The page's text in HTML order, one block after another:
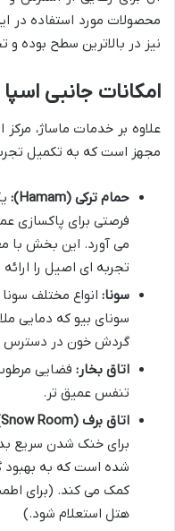
محصولات مورد استفاده در
نیز در بالاترین سطح بوده
امکانات جانبی اسپا
علاوه بر خدمات ماساژ،
مجهز است که به تکمیل
حمام ترکی (Hamam):
فرصتی برای پاکسازی
می آورد. این بخش با
تجربه ای اصیل را
سونا: انواع مختلف
سونای بیو که دمایی
گردش خون در دسترس
اتاق بخار: فضایی
تنفس عمیق تر.
اتاق برف (Snow Room):
برای خنک شدن سریع
شده است که به
کمک می کند. (برای
هتل استعلام شود.)